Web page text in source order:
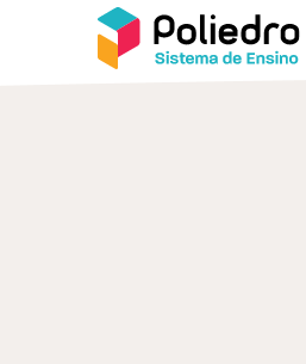
Pular navegação Blog